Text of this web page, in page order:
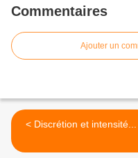
Commentaires
Ajouter un
< Discrétion et intensité...